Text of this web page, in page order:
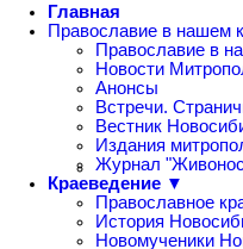
Главная
Православие в нашем
Православие в
Новости
Анонсы
Встречи.
Вестник
Издания
Журнал
Краеведение ▼
Православное
История
Новомученики